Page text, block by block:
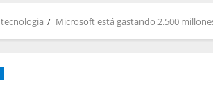
Microsoft está gastando 2.500